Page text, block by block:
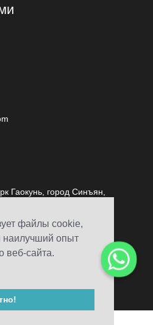
файлы cookie,
наилучший опыт
веб-сайта.
Гаокунь, город Синъян,
Haixu Abrasives Co., Ltd.
сайта